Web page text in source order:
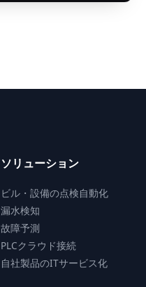
ソリューション
ビル・設備の点検自動化
漏水検知
故障予測
PLCクラウド接続
自社製品のITサービス化